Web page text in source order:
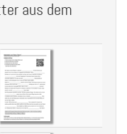
aus dem